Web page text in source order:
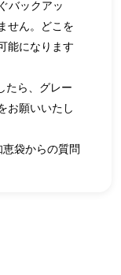
バックアッ
せん。どこを
能になります
たら、グレー
お願いいたし
恵袋からの質問